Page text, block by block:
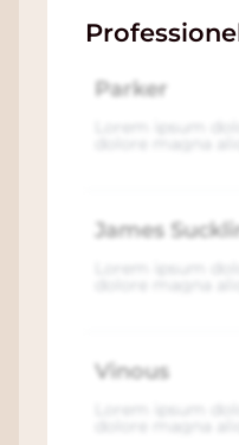
Parker
Lorem ipsum
James
Lorem ipsum
Vinous
Lorem ipsum